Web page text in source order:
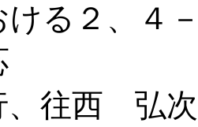
ける２、４
往西 弘